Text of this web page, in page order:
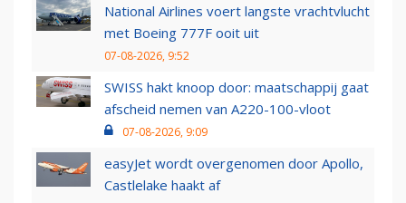
National Airlines voert langste vrachtvlucht
met Boeing 777F ooit uit
07-08-2026, 9:52
SWISS hakt knoop door: maatschappij gaat
afscheid nemen van A220-100-vloot
07-08-2026, 9:09
easyJet wordt overgenomen door Apollo,
Castlelake haakt af